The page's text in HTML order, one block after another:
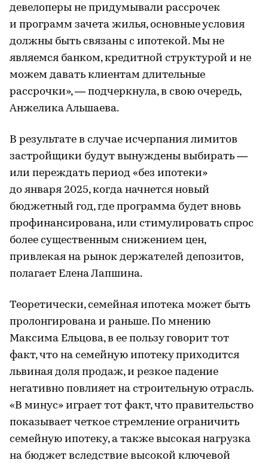
девелоперы не придумывали рассрочек
и программ зачета жилья, основные условия
должны быть связаны с ипотекой. Мы не
являемся банком, кредитной структурой и не
можем давать клиентам длительные
рассрочки», — подчеркнула, в свою очередь,
Анжелика Альшаева.
В результате в случае исчерпания лимитов
застройщики будут вынуждены выбирать —
или переждать период «без ипотеки»
до января 2025, когда начнется новый
бюджетный год, где программа будет вновь
профинансирована, или стимулировать спрос
более существенным снижением цен,
привлекая на рынок держателей депозитов,
полагает Елена Лапшина.
Теоретически, семейная ипотека может быть
пролонгирована и раньше. По мнению
Максима Ельцова, в ее пользу говорит тот
факт, что на семейную ипотеку приходится
львиная доля продаж, и резкое падение
негативно повлияет на строительную отрасль.
«В минус» играет тот факт, что правительство
показывает четкое стремление ограничить
семейную ипотеку, а также высокая нагрузка
на бюджет вследствие высокой ключевой